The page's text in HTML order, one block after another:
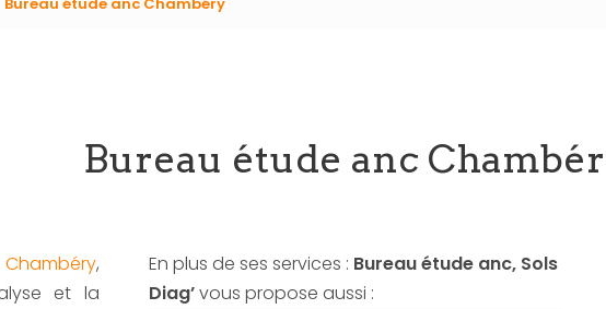
Bureau étude anc
,
et la
En plus de ses services : Bureau étude anc, Sols
Diag’vous propose aussi :